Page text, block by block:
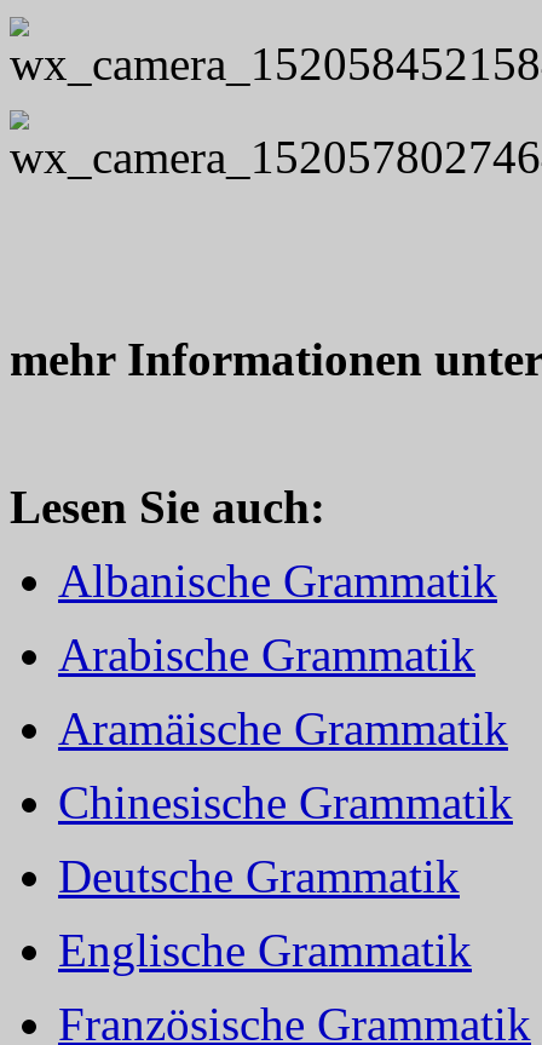
mehr Informationen
Lesen Sie auch:
Albanische Grammatik
Arabische Grammatik
Aramäische Grammatik
Chinesische Grammatik
Deutsche Grammatik
Englische Grammatik
Französische Grammatik